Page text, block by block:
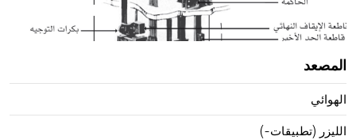
المصعد
الهوائي
الليزر (تطبيقات-)